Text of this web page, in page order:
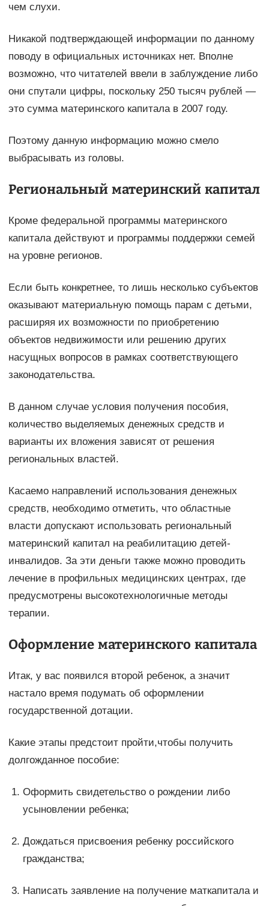
чем слухи.
Никакой подтверждающей информации по данному
поводу в официальных источниках нет. Вполне
возможно, что читателей ввели в заблуждение либо
они спутали цифры, поскольку 250 тысяч рублей —
это сумма материнского капитала в 2007 году.
Поэтому данную информацию можно смело
выбрасывать из головы.
Региональный материнский капитал
Кроме федеральной программы материнского
капитала действуют и программы поддержки семей
на уровне регионов.
Если быть конкретнее, то лишь несколько субъектов
оказывают материальную помощь парам с детьми,
расширяя их возможности по приобретению
объектов недвижимости или решению других
насущных вопросов в рамках соответствующего
законодательства.
В данном случае условия получения пособия,
количество выделяемых денежных средств и
варианты их вложения зависят от решения
региональных властей.
Касаемо направлений использования денежных
средств, необходимо отметить, что областные
власти допускают использовать региональный
материнский капитал на реабилитацию детей-
инвалидов. За эти деньги также можно проводить
лечение в профильных медицинских центрах, где
предусмотрены высокотехнологичные методы
терапии.
Оформление материнского капитала
Итак, у вас появился второй ребенок, а значит
настало время подумать об оформлении
государственной дотации.
Какие этапы предстоит пройти,чтобы получить
долгожданное пособие:
Оформить свидетельство о рождении либо
усыновлении ребенка;
Дождаться присвоения ребенку российского
гражданства;
Написать заявление на получение маткапитала и